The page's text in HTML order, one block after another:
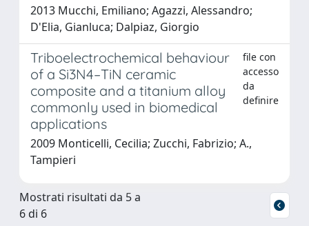
2013 Mucchi, Emiliano; Agazzi, Alessandro;
D'Elia, Gianluca; Dalpiaz, Giorgio
Triboelectrochemical behaviour
of a Si3N4–TiN ceramic
composite and a titanium alloy
commonly used in biomedical
applications
file con
accesso
da
definire
2009 Monticelli, Cecilia; Zucchi, Fabrizio; A.,
Tampieri
Mostrati risultati da 5 a
6 di 6